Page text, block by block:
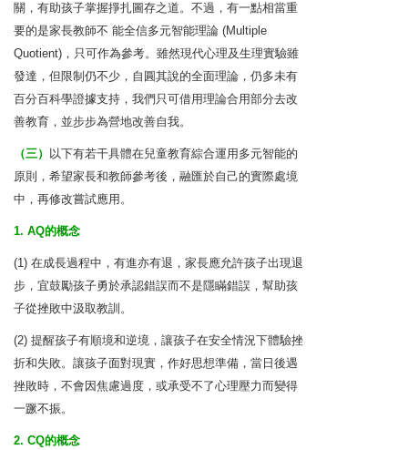
關，有助孩子掌握掙扎圖存之道。不過，有一點相當重
要的是家長教師不 能全信多元智能理論 (Multiple
Quotient)，只可作為參考。雖然現代心理及生理實驗雖
發達，但限制仍不少，自圓其說的全面理論，仍多未有
百分百科學證據支持，我們只可借用理論合用部分去改
善教育，並步步為營地改善自我。
（三）
以下有若干具體在兒童教育綜合運用多元智能的
原則，希望家長和教師參考後，融匯於自己的實際處境
中，再修改嘗試應用。
1. AQ的概念
(1) 在成長過程中，有進亦有退，家長應允許孩子出現退
步，宜鼓勵孩子勇於承認錯誤而不是隱瞞錯誤，幫助孩
子從挫敗中汲取教訓。
(2) 提醒孩子有順境和逆境，讓孩子在安全情況下體驗挫
折和失敗。讓孩子面對現實，作好思想準備，當日後遇
挫敗時，不會因焦慮過度，或承受不了心理壓力而變得
一蹶不振。
2. CQ的概念